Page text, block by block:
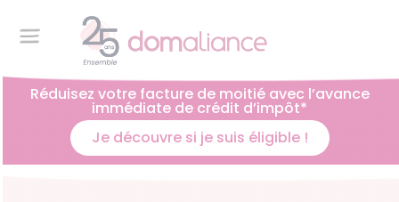
Réduisez votre facture de moitié avec l’avance
immédiate de crédit d’impôt*
Je découvre si je suis éligible !